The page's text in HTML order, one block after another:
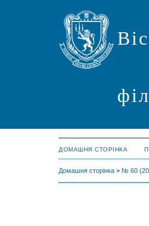
ДОМАШНЯ СТОРІНКА
Домашня сторінка > № 60